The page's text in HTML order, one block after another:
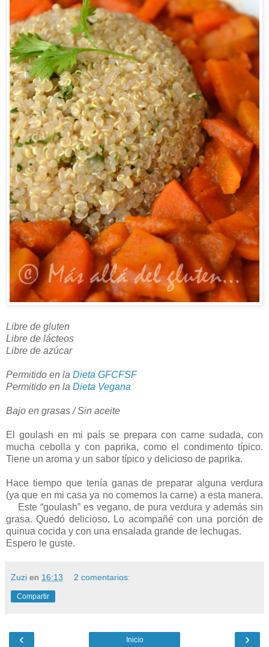
Libre de gluten
Libre de lácteos
Libre de azúcar
Permitido en la Dieta GFCFSF
Permitido en la Dieta Vegana
Bajo en grasas / Sin aceite
El goulash en mi país se prepara con carne sudada, con
mucha cebolla y con paprika, como el condimento típico.
Tiene un aroma y un sabor típico y delicioso de paprika.
Hace tiempo que tenía ganas de preparar alguna verdura
(ya que en mi casa ya no comemos la carne) a esta manera.
Este “goulash” es vegano, de pura verdura y además sin
grasa. Quedó delicioso. Lo acompañé con una porción de
quinua cocida y con una ensalada grande de lechugas.
Espero le guste.
Zuzi en 16:13 2 comentarios:
Compartir
‹ ›
Inicio